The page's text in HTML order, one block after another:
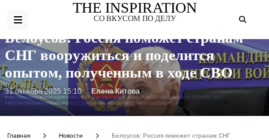
THE INSPIRATION
СО ВКУСОМ ПО ДЕЛУ
Фото: https://resizer.mail.ru/p/ffcdb8b3-9c42-52d6-9483-695f5bdd3e3a/AQAGFPO9ezIcNMDxqz764R9c88cZb0D-
f082dY4xTIWryjHHLchMw95nFbXUL0_IEEFsaHNNLh6GKaHOirEW8jrkTzo.jpg?project=news
Белоусов: Россия поможет странам
СНГ вооружиться и поделится
опытом, полученным в ходе СВО
31 октября 2025 15:10 Елена Китова
Главная Новости
Белоусов: Россия поможет странам СНГ